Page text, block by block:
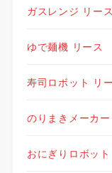
ガスレンジ リース
ゆで麺機 リース
寿司ロボット リ
のりまきメーカ
おにぎりロボッ